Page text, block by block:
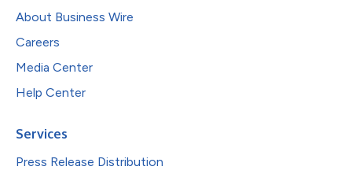
About Business Wire
Careers
Media Center
Help Center
Services
Press Release Distribution